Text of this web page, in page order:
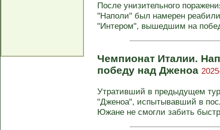
После унизительного
"Наполи" был намерен
"Интером", вышедшим на
Чемпионат Италии.
победу над Дженоа
Утративший в предыдущем
"Дженоа", испытывавший в
Южане не смогли забить